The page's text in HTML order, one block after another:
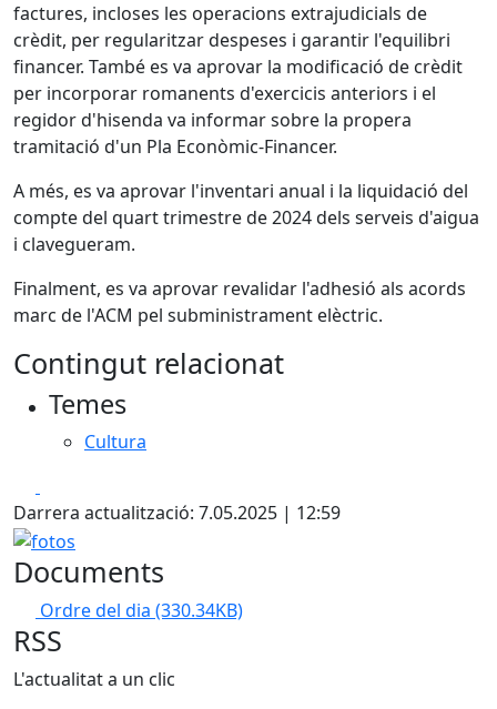
factures, incloses les operacions extrajudicials de
crèdit, per regularitzar despeses i garantir l'equilibri
financer. També es va aprovar la modificació de crèdit
per incorporar romanents d'exercicis anteriors i el
regidor d'hisenda va informar sobre la propera
tramitació d'un Pla Econòmic-Financer.
A més, es va aprovar l'inventari anual i la liquidació del
compte del quart trimestre de 2024 dels serveis d'aigua
i clavegueram.
Finalment, es va aprovar revalidar l'adhesió als acords
marc de l'ACM pel subministrament elèctric.
Contingut relacionat
Temes
Cultura
Darrera actualització: 7.05.2025 | 12:59
fotos
Documents
Ordre del dia (330.34KB)
RSS
L'actualitat a un clic